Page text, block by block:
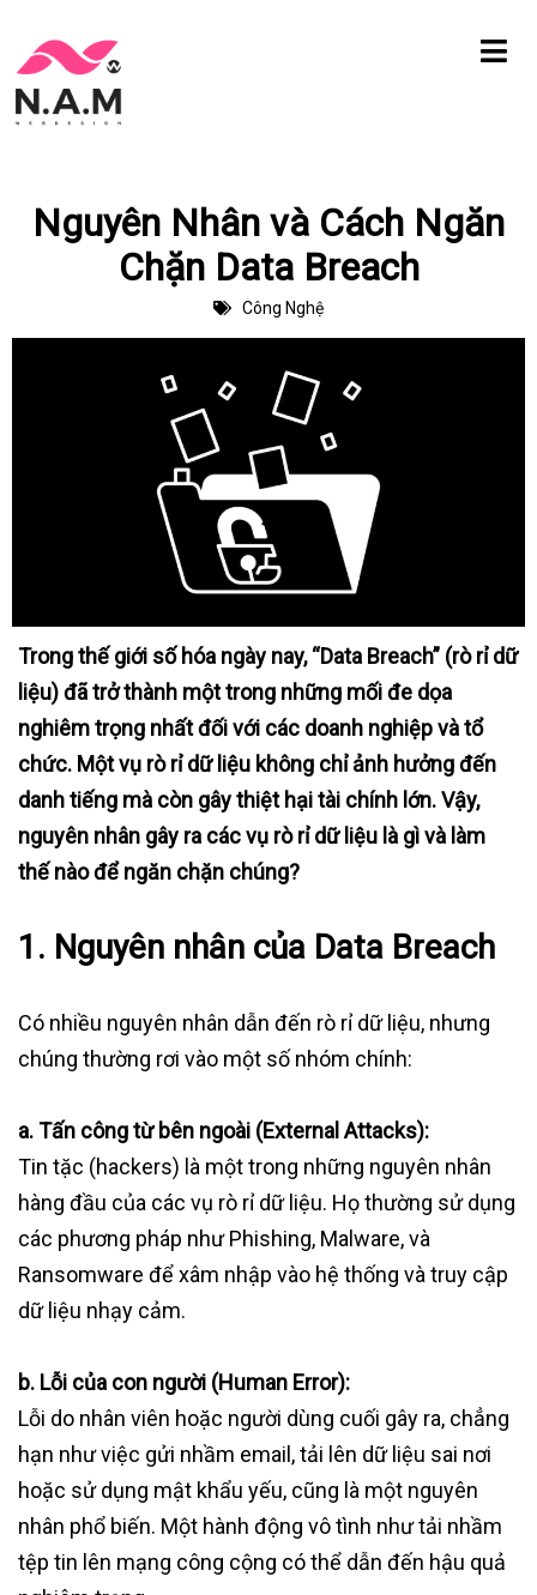
Chuyển
tới
Nguyên Nhân và Cách Ngăn
Chặn Data Breach
Công Nghệ
Trong thế giới số hóa ngày nay, “Data Breach” (rò rỉ dữ
liệu) đã trở thành một trong những mối đe dọa
nghiêm trọng nhất đối với các doanh nghiệp và tổ
chức. Một vụ rò rỉ dữ liệu không chỉ ảnh hưởng đến
danh tiếng mà còn gây thiệt hại tài chính lớn. Vậy,
nguyên nhân gây ra các vụ rò rỉ dữ liệu là gì và làm
thế nào để ngăn chặn chúng?
1. Nguyên nhân của Data Breach
Có nhiều nguyên nhân dẫn đến rò rỉ dữ liệu, nhưng
chúng thường rơi vào một số nhóm chính:
a. Tấn công từ bên ngoài (External Attacks):
Tin tặc (hackers) là một trong những nguyên nhân
hàng đầu của các vụ rò rỉ dữ liệu. Họ thường sử dụng
các phương pháp như Phishing, Malware, và
Ransomware để xâm nhập vào hệ thống và truy cập
dữ liệu nhạy cảm.
b. Lỗi của con người (Human Error):
Lỗi do nhân viên hoặc người dùng cuối gây ra, chẳng
hạn như việc gửi nhầm email, tải lên dữ liệu sai nơi
hoặc sử dụng mật khẩu yếu, cũng là một nguyên
nhân phổ biến. Một hành động vô tình như tải nhầm
tệp tin lên mạng công cộng có thể dẫn đến hậu quả